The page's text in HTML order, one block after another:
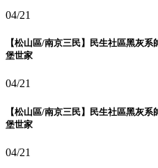
04/21
【松山區/南京三民】民生社區黑灰
堡世家
04/21
【松山區/南京三民】民生社區黑灰
堡世家
04/21